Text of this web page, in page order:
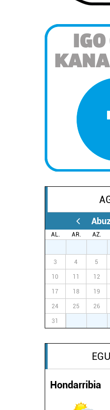
AL. AR. AZ.
3 4 5
10 11 12
17 18 19
24 25 26
31
Hondarribia